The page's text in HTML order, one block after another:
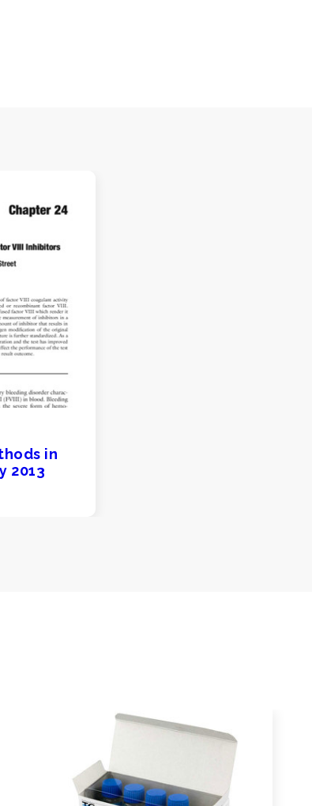
in
2013